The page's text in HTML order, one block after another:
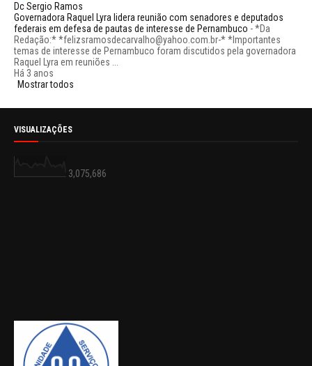
Dc Sergio Ramos
Governadora Raquel Lyra lidera reunião com senadores e deputados
federais em defesa de pautas de interesse de Pernambuco -*Da
Redação:* *felizsramosdecarvalho@yahoo.com.br-* *Importantes
temas de interesse de Pernambuco foram discutidos pela governadora
Raquel Lyra em reuniões ...
Há 3 anos
Mostrar todos
VISUALIZAÇÕES
3,075,686